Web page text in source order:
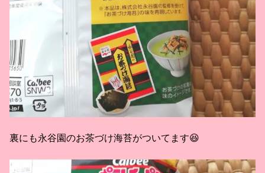
裏にも永谷園のお茶づけ海苔がついてます😆